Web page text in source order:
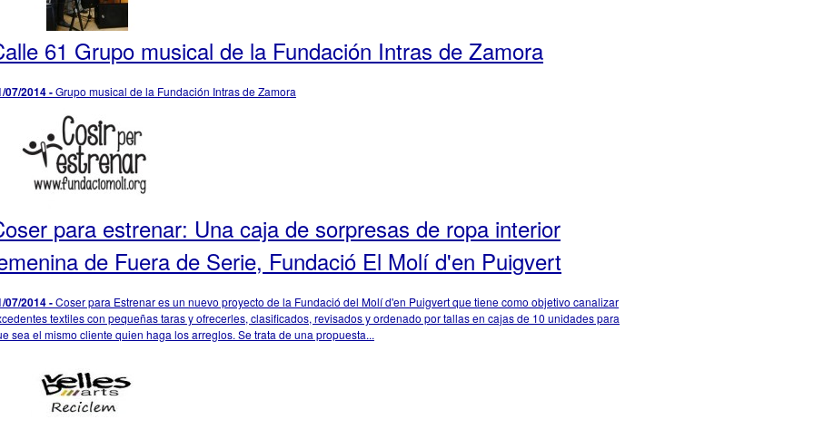
61 Grupo musical de la Fundación Intras de Zamora
07/2014 -Grupo musical de la Fundación Intras de Zamora
para estrenar: Una caja de sorpresas de ropa interior
de Fuera de Serie, Fundació El Molí d'en Puigvert
07/2014 -Coser para Estrenar es un nuevo proyecto de la Fundació del Molí d'en Puigvert que tiene como objetivo canalizar
textiles con pequeñas taras y ofrecerles, clasificados, revisados ​​y ordenado por tallas en cajas de 10 unidades para
sea el mismo cliente quien haga los arreglos. Se trata de una propuesta...